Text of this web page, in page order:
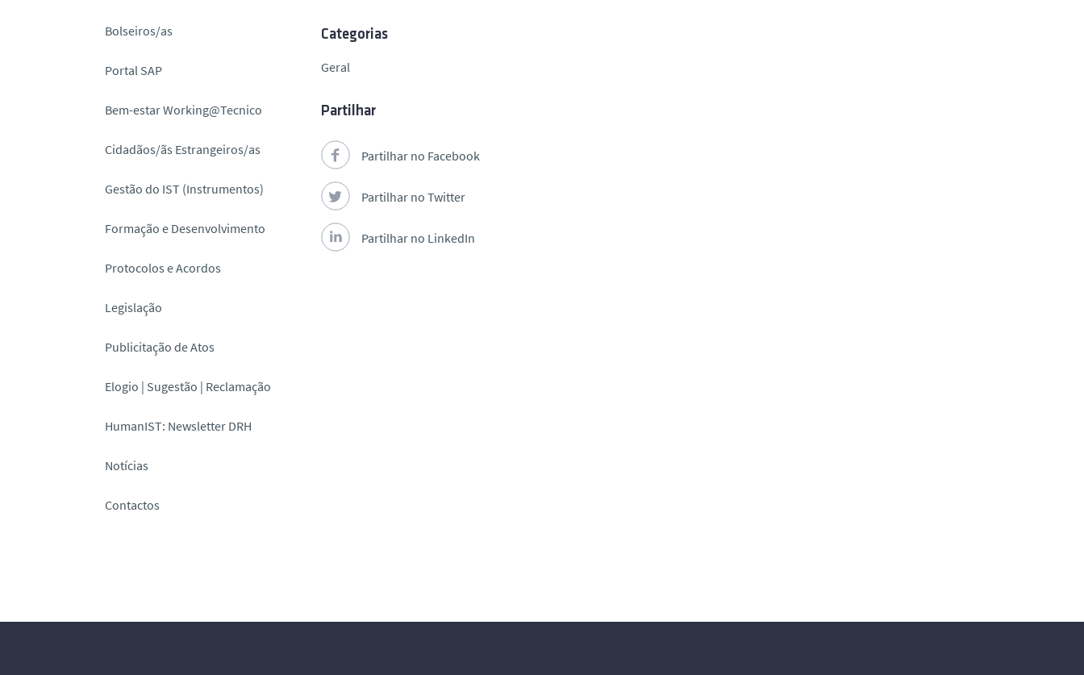
Bolseiros/as
Portal SAP
Bem-estar Working@Tecnico
Cidadãos/ãs Estrangeiros/as
Gestão do IST (Instrumentos)
Formação e Desenvolvimento
Protocolos e Acordos
Legislação
Publicitação de Atos
Elogio | Sugestão | Reclamação
HumanIST: Newsletter DRH
Notícias
Contactos
Categorias
Geral
Partilhar
Partilhar no Facebook
Partilhar no Twitter
Partilhar no LinkedIn